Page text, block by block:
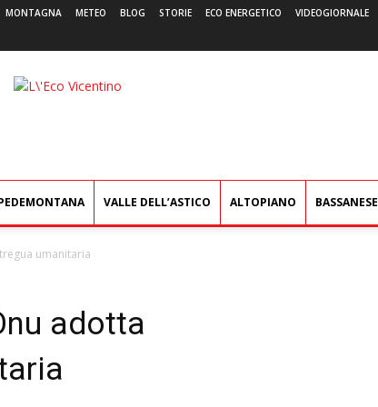
MONTAGNA METEO BLOG STORIE ECO ENERGETICO VIDEOGIORNALE
L'Eco
VALLE DELL’ASTICO ALTOPIANO BASSANESE
umanitaria
adotta